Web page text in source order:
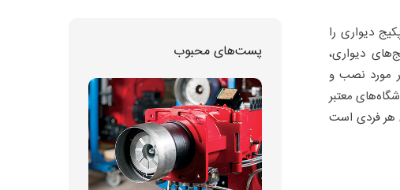
دیواری را
دیواری،
مورد نصب و
معتبر
هر فردی است
پست‌های محبوب